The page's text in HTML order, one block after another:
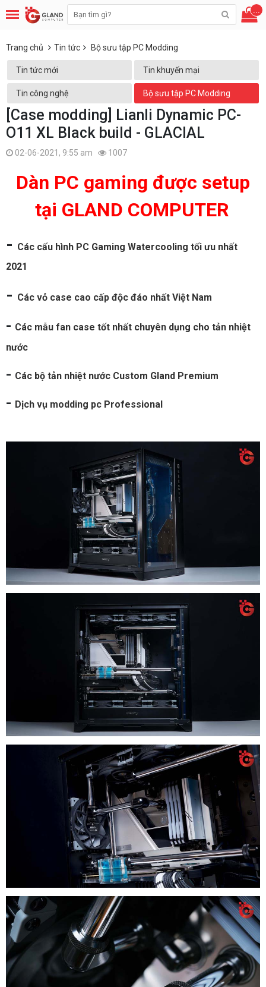
...
Trang chủ Tin tức Bộ sưu tập PC Modding
Tin tức mới Tin khuyến mại
Tin công nghệ Bộ sưu tập PC Modding
[Case modding] Lianli Dynamic PC-
O11 XL Black build - GLACIAL
02-06-2021, 9:55 am 1007
Dàn PC gaming được setup
tại GLAND COMPUTER
- Các cấu hình PC Gaming Watercooling tối ưu nhất
2021
- Các vỏ case cao cấp độc đáo nhất Việt Nam
- Các mẫu fan case tốt nhất chuyên dụng cho tản nhiệt
nước
- Các bộ tản nhiệt nước Custom Gland Premium
- Dịch vụ modding pc Professional